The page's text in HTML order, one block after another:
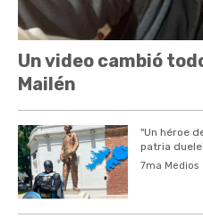
Un video cambió
Mailén
"Un héroe
patria
7ma Medios